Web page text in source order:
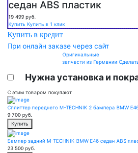
седан ABS пластик
19 499 руб.
Купить Купить в 1 клик
Купить в кредит
При онлайн заказе через сайт
Оригинальные
запчасти из Германии
Нужна установка и
С этим товаром покупают
Сплиттер переднего M-TECHNIK 2 бампера BMW
9 700 руб.
Купить
Бампер задний M-TECHNIK BMW E46 седан ABS
23 500 руб.